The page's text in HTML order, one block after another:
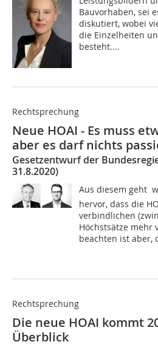
Bauvorhaben, sei
diskutiert, wobei
die Einzelheiten
besteht....
Rechtsprechung
Neue HOAI - Es muss
aber es darf nichts
Gesetzentwurf der
31.8.2020)
Aus diesem geht 
hervor, dass die
verbindlichen
Höchstsätze mehr
beachten ist aber,
Rechtsprechung
Die neue HOAI kommt
Überblick